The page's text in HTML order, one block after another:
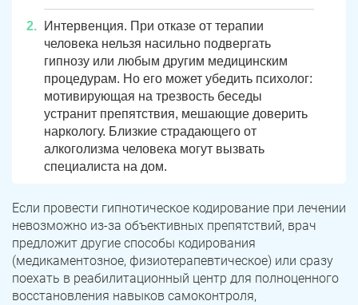
Интервенция. При отказе от терапии
человека нельзя насильно подвергать
гипнозу или любым другим медицинским
процедурам. Но его может убедить психолог:
мотивирующая на трезвость беседы
устранит препятствия, мешающие доверить
наркологу. Близкие страдающего от
алкоголизма человека могут вызвать
специалиста на дом.
Если провести гипнотическое кодирование при лечении
невозможно из-за объективных препятствий, врач
предложит другие способы кодирования
(медикаментозное, физиотерапевтическое) или сразу
поехать в реабилитационный центр для полноценного
восстановления навыков самоконтроля,